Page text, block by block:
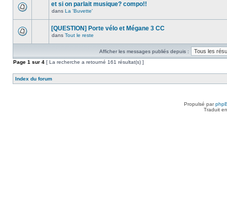
et si on parlait musique? compo!!
dans La 'Buvette'
[QUESTION] Porte vélo et Mégane 3 CC
dans Tout le reste
Afficher les messages publiés depuis :
Page 1 sur 4 [ La recherche a retourné 161 résultat(s) ]
Index du forum
Propulsé par
Traduit